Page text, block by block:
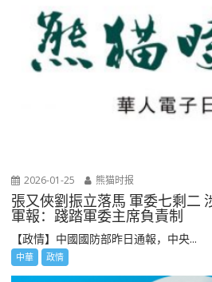
2026-01-25 熊猫时报
張又俠劉振立落馬 軍委七剩二
軍報：踐踏軍委主席負責制
【政情】中國國防部昨日通報，中央...
中華 政情